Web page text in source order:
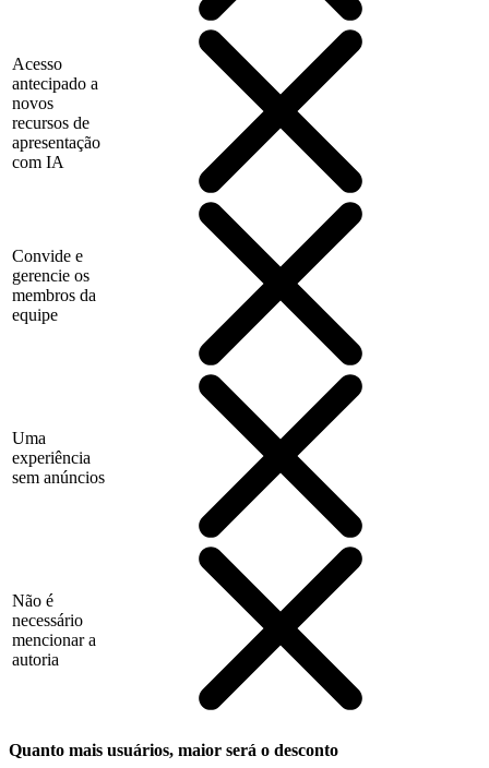
Acesso
antecipado a
novos
recursos de
apresentação
com IA
Convide e
gerencie os
membros da
equipe
Uma
experiência
sem anúncios
Não é
necessário
mencionar a
autoria
Quanto mais usuários, maior será o desconto